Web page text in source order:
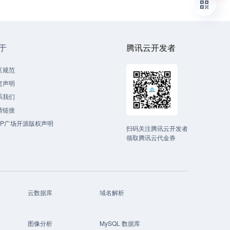
规范
声明
我们
链接
广场开源版权声明
腾讯云开发者
扫码关注腾讯云开发者
领取腾讯云代金券
云数据库 域名解析
图像分析 MySQL 数据库